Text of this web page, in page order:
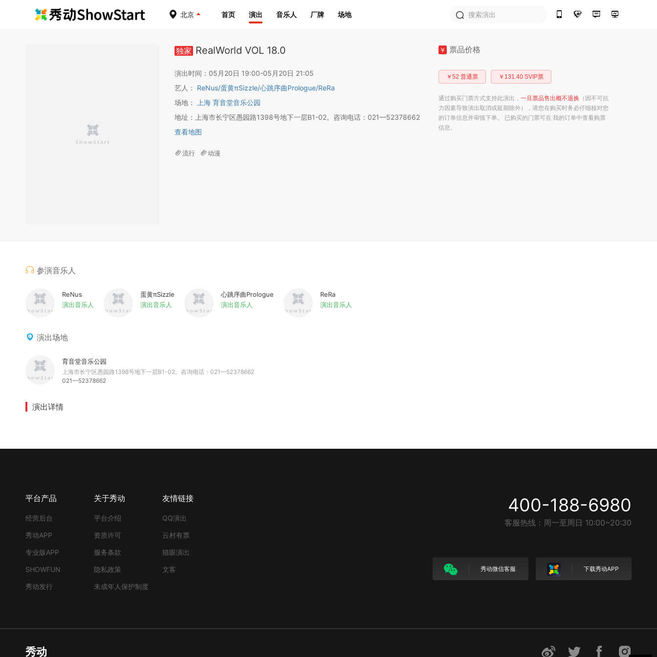
北京 首页 演出 音乐人 厂牌 场地
独家 RealWorld VOL 18.0
演出时间：05月20日 19:00-05月20日 21:05
艺人： ReNus/蛋黄πSizzle/心跳序曲Prologue/ReRa
场地：
上海 育音堂音乐公园
地址：上海市长宁区愚园路1398号地下一层B1-02。咨询电话：021—52378662
查看地图
流行 动漫
￥ 票品价格
￥52 普通票 ￥131.40 SVIP票
通过购买门票方式支持此演出， 一旦票品售出概不退换 （因不可抗
力因素导致演出取消或延期除外），请您在购买时务必仔细核对您
的订单信息并审慎下单。 已购买的门票可在 我的订单中查看购票
信息。
参演音乐人
ReNus
演出音乐人
蛋黄πSizzle
演出音乐人
心跳序曲Prologue
演出音乐人
ReRa
演出音乐人
演出场地
育音堂音乐公园
上海市长宁区愚园路1398号地下一层B1-02。咨询电话：021—52378662
021—52378662
演出详情
平台产品
经营后台
秀动APP
专业版APP
SHOWFUN
秀动发行
关于秀动
平台介绍
资质许可
服务条款
隐私政策
未成年人保护制度
友情链接
QQ演出
云村有票
猫眼演出
文客
400-188-6980
客服热线：周一至周日 10:00~20:30
秀动微信客服 下载秀动APP
秀动